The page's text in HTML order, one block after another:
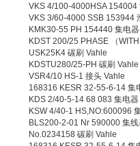
VKS 4/100-4000HSA
VKS 3/60-4000 SSB 153944
KMK30-55 PH 154440 集电
KDST 200/25 PHASE （
USK25K4 碳刷 Vahle
KDSTU280/25-PH 碳刷 Vahle
VSR4/10 HS-1 接头 Vahle
168316 KESR 32-55-6-14 集
KDS 2/40-5-14 68 083 集电
KSW 4/40-1 HS,NO:600096
BLS200-2-01 Nr 590000 集
No.0234158 碳刷 Vahle